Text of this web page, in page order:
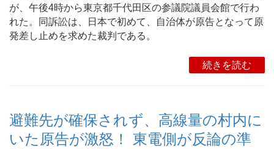
が、午後4時から東京都千代田区の参議院議員会館で行わ
れた。同訴訟は、日本で初めて、自治体が原告となって原
発差し止めを求めた裁判である。
続きを読む
避難先が確保されず、高線量の村内に
いた原告が激怒！ 東電側が反論の準